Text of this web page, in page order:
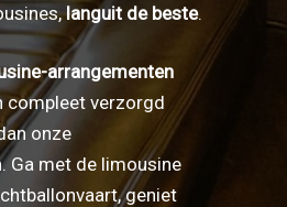
languit de beste.
arrangementen
compleet verzorgd
onze
. Ga met de limousine
geniet